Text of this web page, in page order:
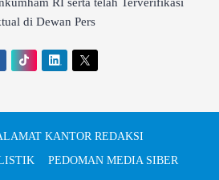
RI serta telah Terverifikasi
di Dewan Pers
KANTOR REDAKSI
PEDOMAN MEDIA SIBER